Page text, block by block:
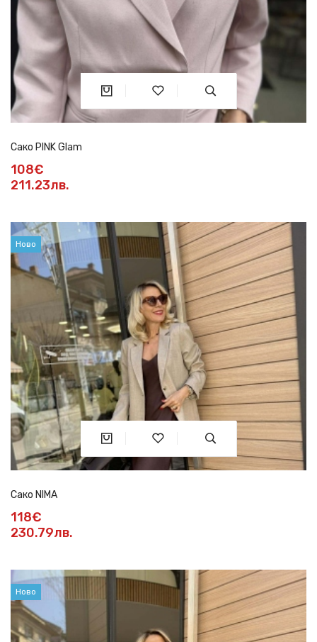
Сако PINK Glam
108€
211.23лв.
Ново
Сако NIMA
118€
230.79лв.
Ново